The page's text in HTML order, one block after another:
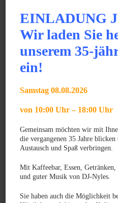
Ihr Tier wird schon während der
Körperwärme durch beheizbare
erhält zusätzlich den Kreislauf
Aufwachphase:
Ihres Tieres nach einer
Infusionstherapie fort. Die
Hunde, Katzen und kleine
getrennten Räumen versorgt, die
Bedürfnisse ausgelegt sind.
zentral mit Frischluft belüftet,
hierdurch sehr behaglich. Für
EINLADUNG
Wir laden Sie
unserem 35-
ein!
Samstag 08.08.2026
von 10:00 Uhr – 18:00 Uhr
Gemeinsam möchten wir mit
die vergangenen 35 Jahre
Austausch und Spaß verbringen.
Mit Kaffeebar, Essen,
und guter Musik von DJ-Nyles.
Sie haben auch die Möglichkeit